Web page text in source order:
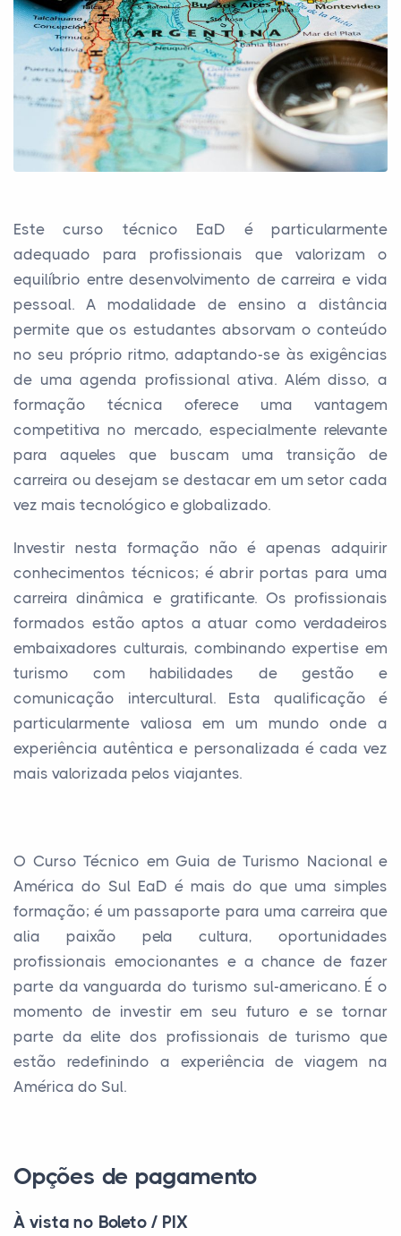
Este curso técnico EaD é particularmente
adequado para profissionais que valorizam o
equilíbrio entre desenvolvimento de carreira e vida
pessoal. A modalidade de ensino a distância
permite que os estudantes absorvam o conteúdo
no seu próprio ritmo, adaptando-se às exigências
de uma agenda profissional ativa. Além disso, a
formação técnica oferece uma vantagem
competitiva no mercado, especialmente relevante
para aqueles que buscam uma transição de
carreira ou desejam se destacar em um setor cada
vez mais tecnológico e globalizado.
Investir nesta formação não é apenas adquirir
conhecimentos técnicos; é abrir portas para uma
carreira dinâmica e gratificante. Os profissionais
formados estão aptos a atuar como verdadeiros
embaixadores culturais, combinando expertise em
turismo com habilidades de gestão e
comunicação intercultural. Esta qualificação é
particularmente valiosa em um mundo onde a
experiência autêntica e personalizada é cada vez
mais valorizada pelos viajantes.
O Curso Técnico em Guia de Turismo Nacional e
América do Sul EaD é mais do que uma simples
formação; é um passaporte para uma carreira que
alia paixão pela cultura, oportunidades
profissionais emocionantes e a chance de fazer
parte da vanguarda do turismo sul-americano. É o
momento de investir em seu futuro e se tornar
parte da elite dos profissionais de turismo que
estão redefinindo a experiência de viagem na
América do Sul.
Opções de pagamento
À vista no Boleto / PIX